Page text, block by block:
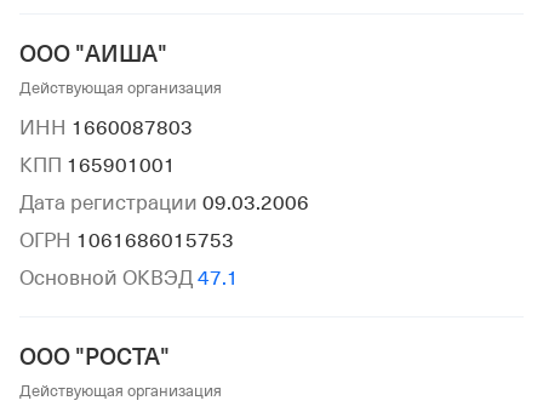
ООО "АИША"
Действующая организация
ИНН 1660087803
КПП 165901001
Дата регистрации 09.03.2006
ОГРН 1061686015753
Основной ОКВЭД 47.1
ООО "РОСТА"
Действующая организация